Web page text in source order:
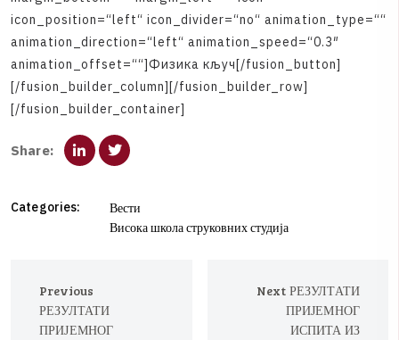
icon position=“left“ icon divider=“no“ animation type=““
animation direction=“left“ animation speed=“0.3″
animation offset=““]Физика кључ[/fusion button]
[/fusion builder column][/fusion builder row]
[/fusion builder container]
Share:
Categories:
Вести
Висока школа струковних студија
Previous
РЕЗУЛТАТИ
ПРИЈЕМНОГ
Next РЕЗУЛТАТИ
ПРИЈЕМНОГ
ИСПИТА ИЗ